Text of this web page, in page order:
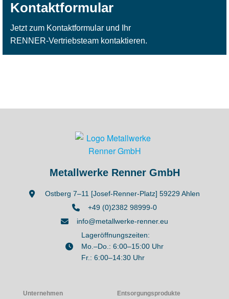
Kontaktformular
Jetzt zum Kontaktformular und Ihr
RENNER-Vertriebsteam kontaktieren.
Metallwerke Renner GmbH
Ostberg 7–11 [Josef-Renner-Platz] 59229 Ahlen
+49 (0)2382 98999-0
info@metallwerke-renner.eu
Lageröffnungszeiten:
Mo.–Do.: 6:00–15:00 Uhr
Fr.: 6:00–14:30 Uhr
Unternehmen
Entsorgungsprodukte